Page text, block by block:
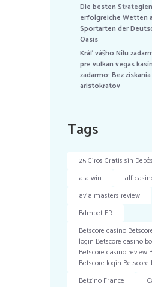
Die besten
erfolgreiche Wetten
Sportarten der
Oasis
Kráľ vášho Nílu
pre vulkan vegas
zadarmo: Bez
aristokratov
Tags
25 Giros Gratis sin
ala win
alf
avia masters review
Bdmbet FR
Betscore casino
login Betscore casino
Betscore casino review
Betscore login Betscore
Betzino France